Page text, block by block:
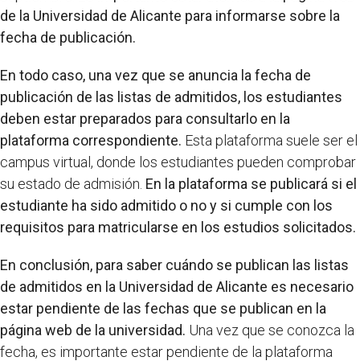
de la Universidad de Alicante para informarse sobre la
fecha de publicación.
En todo caso, una vez que se anuncia la fecha de
publicación de las listas de admitidos, los estudiantes
deben estar preparados para consultarlo en la
plataforma correspondiente. Esta plataforma suele ser el
campus virtual, donde los estudiantes pueden comprobar
su estado de admisión. En la plataforma se publicará si el
estudiante ha sido admitido o no y si cumple con los
requisitos para matricularse en los estudios solicitados.
En conclusión, para saber cuándo se publican las listas
de admitidos en la Universidad de Alicante es necesario
estar pendiente de las fechas que se publican en la
página web de la universidad. Una vez que se conozca la
fecha, es importante estar pendiente de la plataforma